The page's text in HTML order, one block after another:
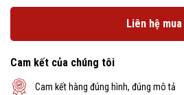
Liên hệ mua
Cam kết của chúng tôi
Cam kết hàng đúng hình, đúng mô tả